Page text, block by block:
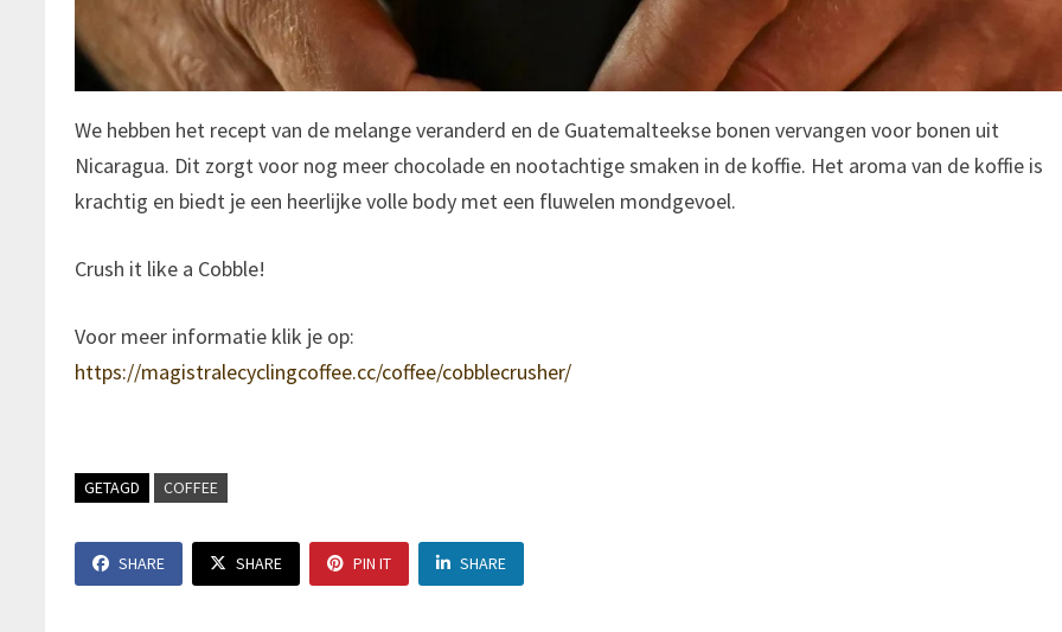
We hebben het recept van de melange veranderd en de Guatemalteekse bonen vervangen voor bonen uit
Nicaragua. Dit zorgt voor nog meer chocolade en nootachtige smaken in de koffie. Het aroma van de koffie is
krachtig en biedt je een heerlijke volle body met een fluwelen mondgevoel.
Crush it like a Cobble!
Voor meer informatie klik je op:
https://magistralecyclingcoffee.cc/coffee/cobblecrusher/
GETAGD COFFEE
SHARE SHARE PIN IT SHARE